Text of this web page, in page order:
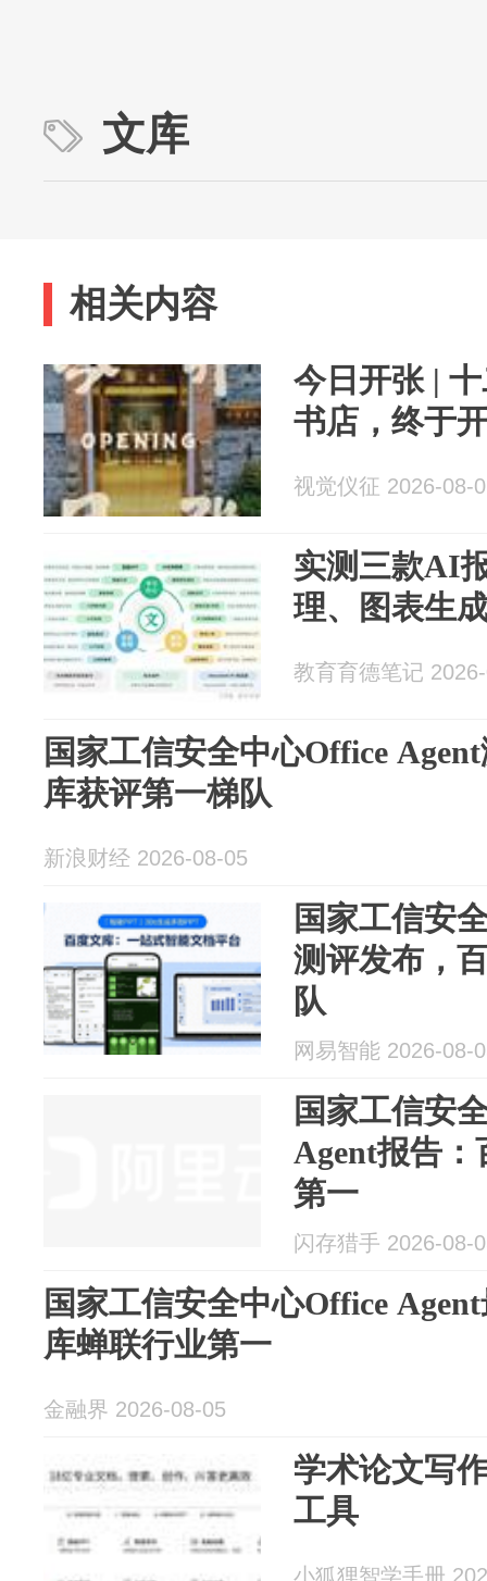
文库
相关内容
今日开张 |
书店，终于
视觉仪征 2026-08-
实测三款AI
理、图表生
教育育德笔记
国家工信安全中心Office
库获评第一梯队
新浪财经 2026-08-05
国家工信安
测评发布，
队
网易智能 2026-08-
国家工信安
Agent报告
第一
闪存猎手 2026-08-
国家工信安全中心Office
库蝉联行业第一
金融界 2026-08-05
学术论文写
工具
小狐狸智学手册